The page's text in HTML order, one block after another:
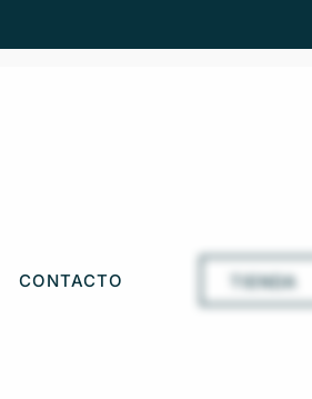
CONTACTO TIENDA